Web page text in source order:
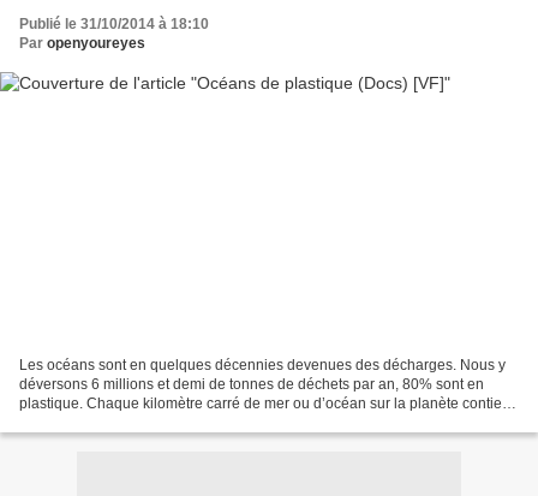
Publié le 31/10/2014 à 18:10
Par openyoureyes
Les océans sont en quelques décennies devenues des décharges. Nous y
déversons 6 millions et demi de tonnes de déchets par an, 80% sont en
plastique. Chaque kilomètre carré de mer ou d’océan sur la planète contient